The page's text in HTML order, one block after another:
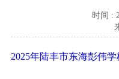
时间 :
2025年陆丰市东海彭伟